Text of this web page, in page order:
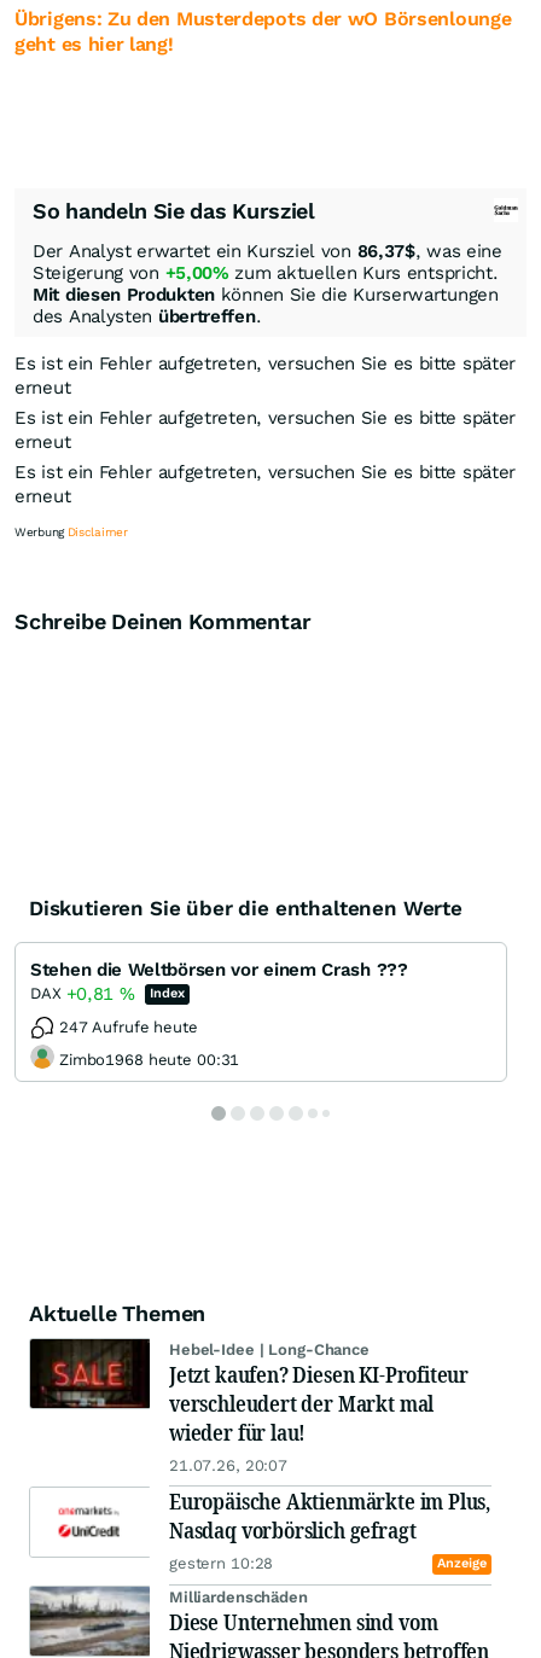
Übrigens: Zu den Musterdepots der wO Börsenlounge
geht es hier lang!
So handeln Sie das Kursziel
Der Analyst erwartet ein Kursziel von 86,37$, was eine
Steigerung von +5,00% zum aktuellen Kurs entspricht.
Mit diesen Produkten können Sie die Kurserwartungen
des Analysten übertreffen.
Es ist ein Fehler aufgetreten, versuchen Sie es bitte später
erneut
Es ist ein Fehler aufgetreten, versuchen Sie es bitte später
erneut
Es ist ein Fehler aufgetreten, versuchen Sie es bitte später
erneut
Werbung Disclaimer
Schreibe Deinen Kommentar
Diskutieren Sie über die enthaltenen Werte
Stehen die Weltbörsen vor einem Crash ???
DAX +0,81 % Index
247 Aufrufe heute
Zimbo1968 heute 00:31
Aktuelle Themen
Hebel-Idee | Long-Chance
Jetzt kaufen? Diesen KI-Profiteur
verschleudert der Markt mal
wieder für lau!
21.07.26, 20:07
Europäische Aktienmärkte im Plus,
Nasdaq vorbörslich gefragt
gestern 10:28 Anzeige
Milliardenschäden
Diese Unternehmen sind vom
Niedrigwasser besonders betroffen